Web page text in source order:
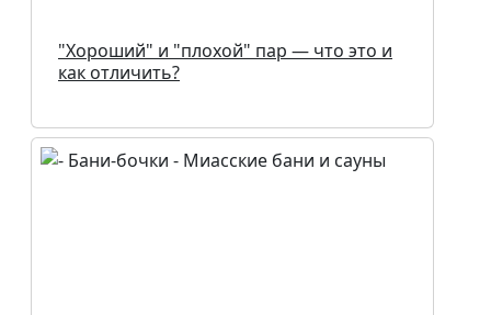
"Хороший" и "плохой" пар — что это и
как отличить?